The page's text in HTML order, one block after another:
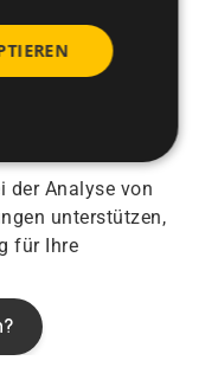
von
Kunststoff.
der Analyse von
unterstützen,
für Ihre